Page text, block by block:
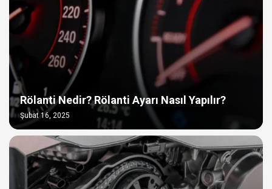
Rölanti Nedir? Rölanti Ayarı Nasıl Yapılır?
Şubat 16, 2025